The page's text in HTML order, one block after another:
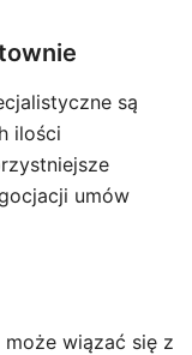
są
ilości
umów
wiązać się z